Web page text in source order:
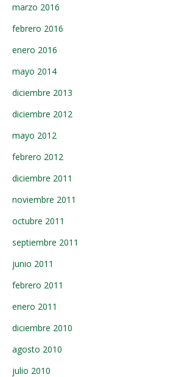
marzo 2016
febrero 2016
enero 2016
mayo 2014
diciembre 2013
diciembre 2012
mayo 2012
febrero 2012
diciembre 2011
noviembre 2011
octubre 2011
septiembre 2011
junio 2011
febrero 2011
enero 2011
diciembre 2010
agosto 2010
julio 2010